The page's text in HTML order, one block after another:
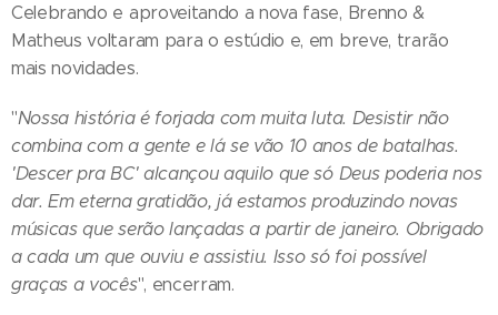
Celebrando e aproveitando a nova fase, Brenno &
Matheus voltaram para o estúdio e, em breve, trarão
mais novidades.
"Nossa história é forjada com muita luta. Desistir não
combina com a gente e lá se vão 10 anos de batalhas.
'Descer pra BC' alcançou aquilo que só Deus poderia nos
dar. Em eterna gratidão, já estamos produzindo novas
músicas que serão lançadas a partir de janeiro. Obrigado
a cada um que ouviu e assistiu. Isso só foi possível
graças a vocês", encerram.